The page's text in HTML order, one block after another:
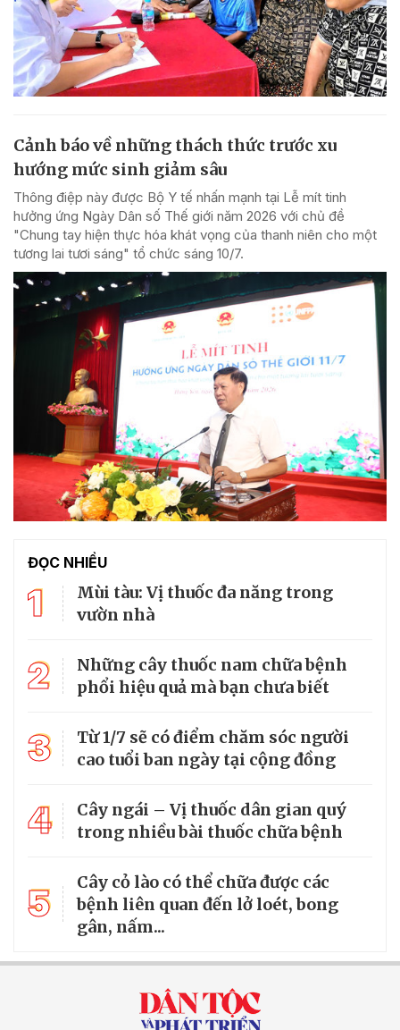
Cảnh báo về những thách thức trước xu
hướng mức sinh giảm sâu
Thông điệp này được Bộ Y tế nhấn mạnh tại Lễ mít tinh
hưởng ứng Ngày Dân số Thế giới năm 2026 với chủ đề
"Chung tay hiện thực hóa khát vọng của thanh niên cho một
tương lai tươi sáng" tổ chức sáng 10/7.
ĐỌC NHIỀU
1
Mùi tàu: Vị thuốc đa năng trong
vườn nhà
2
Những cây thuốc nam chữa bệnh
phổi hiệu quả mà bạn chưa biết
3
Từ 1/7 sẽ có điểm chăm sóc người
cao tuổi ban ngày tại cộng đồng
4
Cây ngái – Vị thuốc dân gian quý
trong nhiều bài thuốc chữa bệnh
5
Cây cỏ lào có thể chữa được các
bệnh liên quan đến lở loét, bong
gân, nấm...